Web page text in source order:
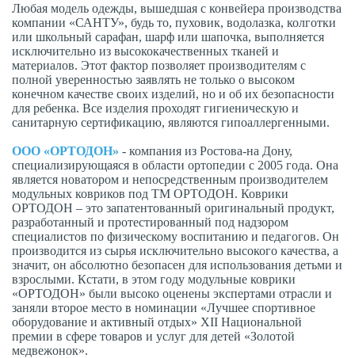
Любая модель одежды, вышедшая с конвейера производства
компании «САНТУ», будь то, пуховик, водолазка, колготки
или школьный сарафан, шарф или шапочка, выполняется
исключительно из высококачественных тканей и
материалов. Этот фактор позволяет производителям с
полной уверенностью заявлять не только о высоком
конечном качестве своих изделий, но и об их безопасности
для ребенка. Все изделия проходят гигиеническую и
санитарную сертификацию, являются гипоаллергенными.
ООО «ОРТОДОН» - компания из Ростова-на Дону,
специализирующаяся в области ортопедии с 2005 года. Она
является новатором и непосредственным производителем
модульных ковриков под ТМ ОРТОДОН. Коврики
ОРТОДОН – это запатентованный оригинальный продукт,
разработанный и протестированный под надзором
специалистов по физическому воспитанию и педагогов. Он
производится из сырья исключительно высокого качества, а
значит, он абсолютно безопасен для использования детьми и
взрослыми. Кстати, в этом году модульные коврики
«ОРТОДОН» были высоко оценены экспертами отрасли и
заняли второе место в номинации «Лучшее спортивное
оборудование и активный отдых» XII Национальной
премии в сфере товаров и услуг для детей «Золотой
медвежонок».